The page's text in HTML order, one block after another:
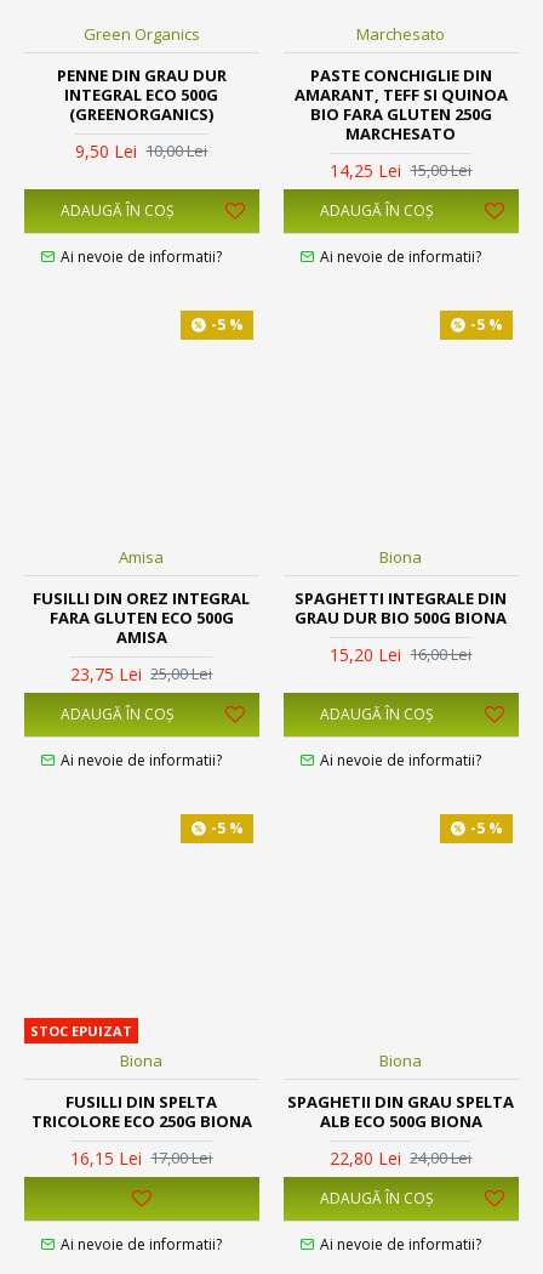
Green Organics
PENNE DIN GRAU DUR
INTEGRAL ECO 500G
(GREENORGANICS)
9,50 Lei 10,00 Lei
ADAUGĂ ÎN COŞ
Ai nevoie de informatii?
Marchesato
PASTE CONCHIGLIE DIN
AMARANT, TEFF SI QUINOA
BIO FARA GLUTEN 250G
MARCHESATO
14,25 Lei 15,00 Lei
ADAUGĂ ÎN COŞ
Ai nevoie de informatii?
-5 %
Amisa
FUSILLI DIN OREZ INTEGRAL
FARA GLUTEN ECO 500G
AMISA
23,75 Lei 25,00 Lei
ADAUGĂ ÎN COŞ
Ai nevoie de informatii?
-5 %
Biona
SPAGHETTI INTEGRALE DIN
GRAU DUR BIO 500G BIONA
15,20 Lei 16,00 Lei
ADAUGĂ ÎN COŞ
Ai nevoie de informatii?
-5 %
STOC EPUIZAT
Biona
FUSILLI DIN SPELTA
TRICOLORE ECO 250G BIONA
16,15 Lei 17,00 Lei
Ai nevoie de informatii?
-5 %
Biona
SPAGHETII DIN GRAU SPELTA
ALB ECO 500G BIONA
22,80 Lei 24,00 Lei
ADAUGĂ ÎN COŞ
Ai nevoie de informatii?